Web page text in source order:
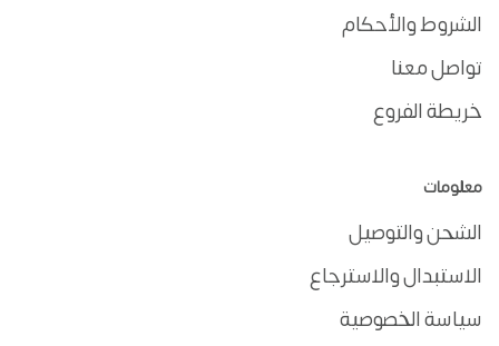
الشروط والأحكام
تواصل معنا
خريطة الفروع
معلومات
الشحن والتوصيل
الاستبدال والاسترجاع
سياسة الخصوصية